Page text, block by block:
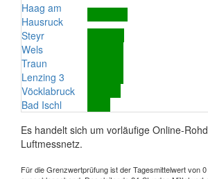
Haag am
Hausruck
Steyr
Wels
Traun
Lenzing 3
Vöcklabruck
Bad Ischl
Es handelt sich um vorläufige Online-
Luftmessnetz.
Für die Grenzwertprüfung ist der Tagesmittelwert von